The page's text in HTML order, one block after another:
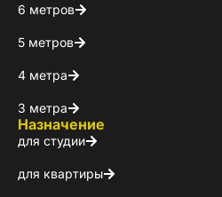
6 метров
5 метров
4 метра
3 метра
Назначение
для студии
для квартиры